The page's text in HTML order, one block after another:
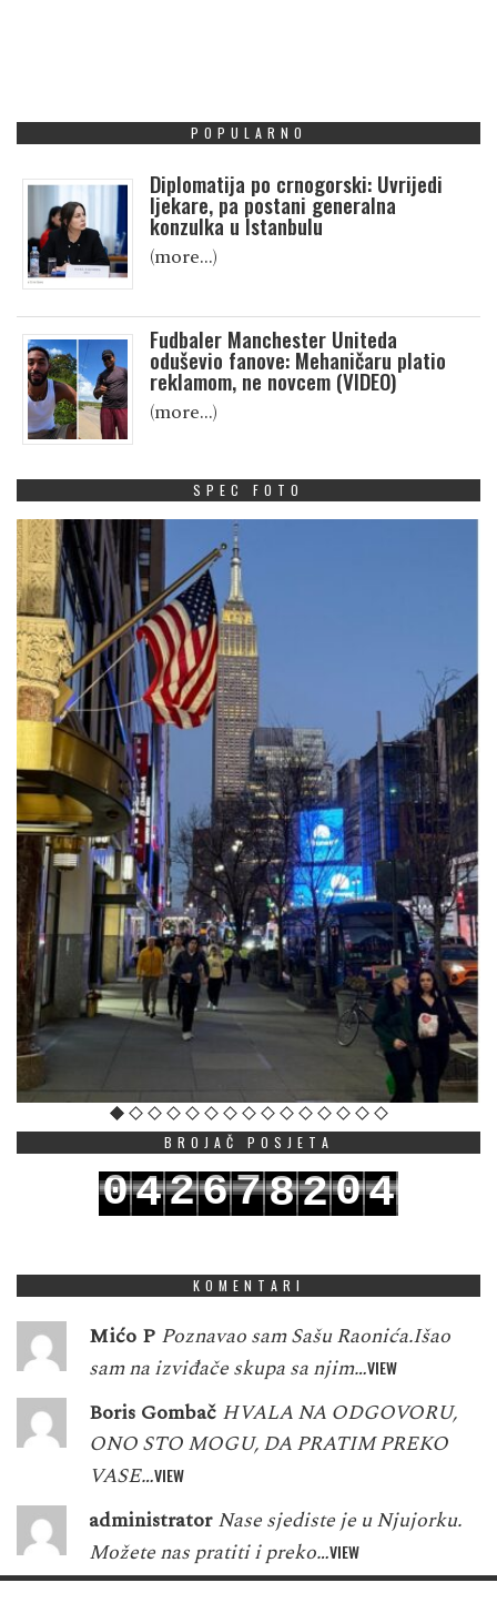
POPULARNO
Diplomatija po crnogorski: Uvrijedi
ljekare, pa postani generalna
konzulka u Istanbulu
(more…)
Fudbaler Manchester Uniteda
oduševio fanove: Mehaničaru platio
reklamom, ne novcem (VIDEO)
(more…)
SPEC FOTO
BROJAČ POSJETA
042678204
KOMENTARI
Mićo P Poznavao sam Sašu Raonića.Išao
sam na izviđače skupa sa njim…VIEW
Boris Gombač HVALA NA ODGOVORU,
ONO STO MOGU, DA PRATIM PREKO
VASE…VIEW
administrator Nase sjediste je u Njujorku.
Možete nas pratiti i preko…VIEW